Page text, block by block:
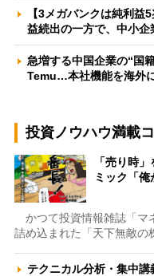
【3メガバンクは純利益
益続出の一方で、中小
急増する中国企業の“国
Temu…本社機能を海外
投資ノウハウ満載
「売り時
ミック「俺
かつて投資情報雑誌「マ
詰め込まれた「天下無敵の
テクニカル分析・集中